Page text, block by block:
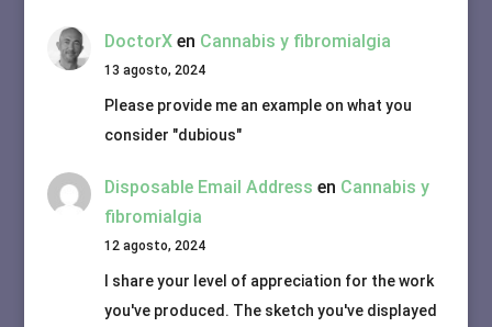
DoctorXen Cannabis y fibromialgia
13 agosto, 2024
Please provide me an example on what you
consider "dubious"
Disposable Email Address en Cannabis y
fibromialgia
12 agosto, 2024
I share your level of appreciation for the work
you've produced. The sketch you've displayed